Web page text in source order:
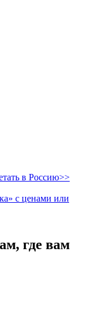
в Россию>>
с ценами или
где вам